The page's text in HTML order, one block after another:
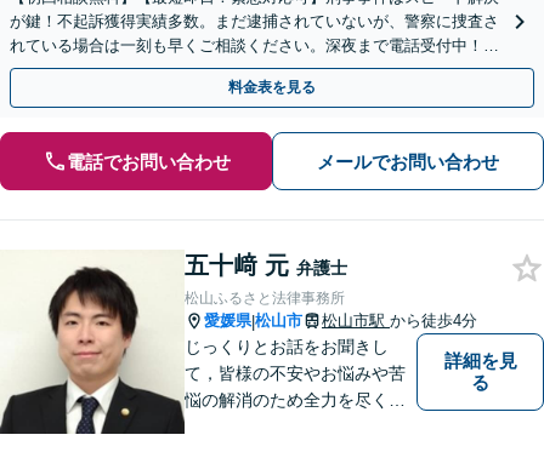
が鍵！不起訴獲得実績多数。まだ逮捕されていないが、警察に捜査さ
れている場合は一刻も早くご相談ください。深夜まで電話受付中！痴
漢／盗撮／のぞき／その他性犯罪など
料金表を見る
電話でお問い合わせ メールでお問い合わせ
五十﨑 元 弁護士
松山ふるさと法律事務所
愛媛県|松山市 松山市駅 から徒歩4分
じっくりとお話をお聞きし
て，皆様の不安やお悩みや苦
悩の解消のため全力を尽くし
詳細を見
る